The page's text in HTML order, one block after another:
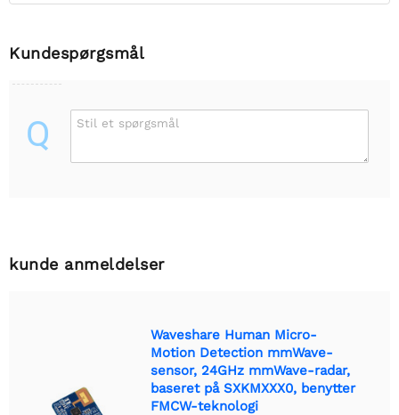
Kundespørgsmål
Q Stil et spørgsmål
kunde anmeldelser
Waveshare Human Micro-
Motion Detection mmWave-
sensor, 24GHz mmWave-radar,
baseret på SXKMXXX0, benytter
FMCW-teknologi